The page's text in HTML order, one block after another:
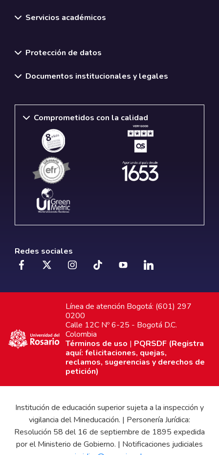
Servicios académicos
Protección de datos
Documentos institucionales y legales
Comprometidos con la calidad
Redes sociales
Línea de atención Bogotá: (601) 297
0200
Calle 12C Nº 6-25 - Bogotá D.C.
Colombia
Términos de uso | PQRSDF (Registra
aquí: felicitaciones, quejas,
reclamos, sugerencias y derechos de
petición)
Institución de educación superior sujeta a la inspección y
vigilancia del Mineducación. | Personería Jurídica:
Resolución 58 del 16 de septiembre de 1895 expedida
por el Ministerio de Gobierno. | Notificaciones judiciales